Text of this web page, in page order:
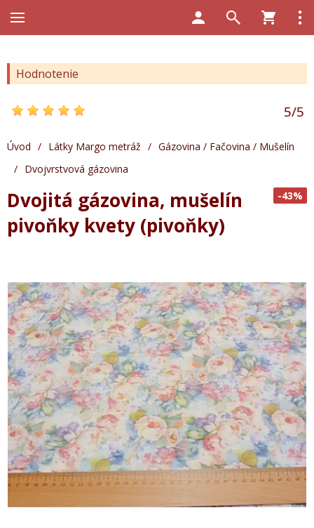
Hodnotenie
5/5
Úvod / Látky Margo metráž / Gázovina / Fačovina / Mušelín
/ Dvojvrstvová gázovina
-43%
Dvojitá gázovina, mušelín
pivoňky kvety (pivoňky)